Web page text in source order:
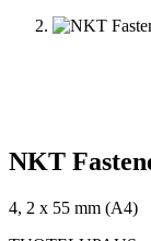
NKT
4, 2 x 55 mm (A4)